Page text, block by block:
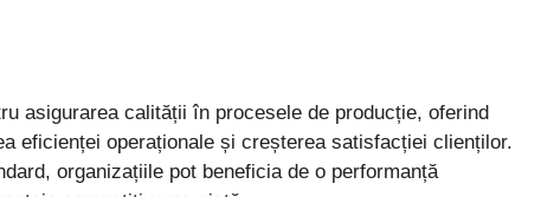
asigurarea calității în procesele de producție, oferind
eficienței operaționale și creșterea satisfacției clienților.
organizațiile pot beneficia de o performanță